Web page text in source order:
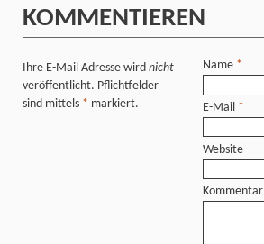
KOMMENTIEREN
Ihre E-Mail Adresse wird nicht
veröffentlicht. Pflichtfelder
sind mittels * markiert.
Name *
E-Mail *
Website
Kommentar